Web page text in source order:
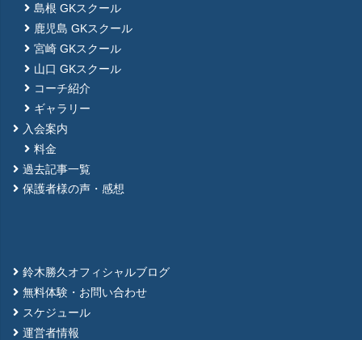
島根 GKスクール
鹿児島 GKスクール
宮崎 GKスクール
山口 GKスクール
コーチ紹介
ギャラリー
入会案内
料金
過去記事一覧
保護者様の声・感想
鈴木勝久オフィシャルブログ
無料体験・お問い合わせ
スケジュール
運営者情報